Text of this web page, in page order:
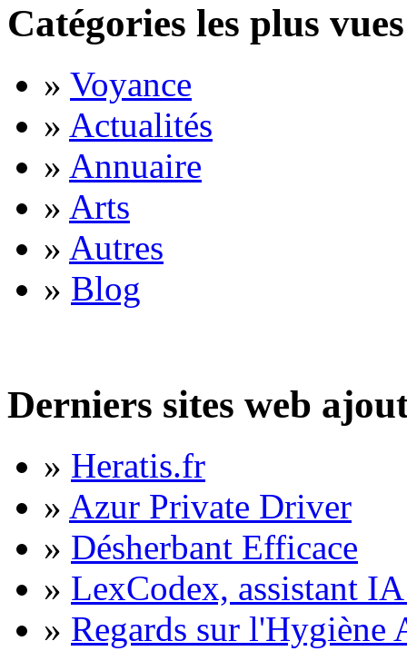
Catégories les plus vues
» Voyance
» Actualités
» Annuaire
» Arts
» Autres
» Blog
Derniers sites web
» Heratis.fr
» Azur Private Driver
» Désherbant Efficace
» LexCodex, assistant
» Regards sur l'Hygiène